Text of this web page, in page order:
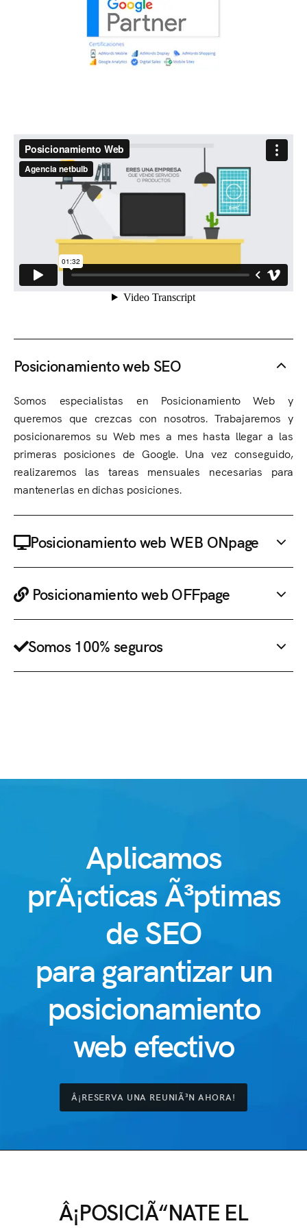
Posicionamiento web SEO
Somos especialistas en Posicionamiento Web y
queremos que crezcas con nosotros. Trabajaremos y
posicionaremos su Web mes a mes hasta llegar a las
primeras posiciones de Google. Una vez conseguido,
realizaremos las tareas mensuales necesarias para
mantenerlas en dichas posiciones.
Posicionamiento web WEB ONpage
Posicionamiento web OFFpage
Somos 100% seguros
Aplicamos
prÃ¡cticas Ã³ptimas
de SEO
para garantizar un
posicionamiento
web efectivo
Â¡RESERVA UNA REUNIÃ³N AHORA!
Â¡POSICIÃ“NATE EL